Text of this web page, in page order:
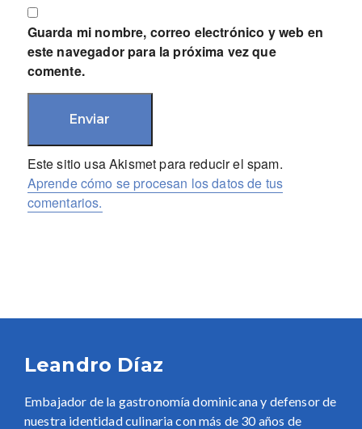
Guarda mi nombre, correo electrónico y web en
este navegador para la próxima vez que
comente.
Este sitio usa Akismet para reducir el spam.
Aprende cómo se procesan los datos de tus
comentarios.
Leandro Díaz
Embajador de la gastronomía dominicana y defensor de
nuestra identidad culinaria con más de 30 años de